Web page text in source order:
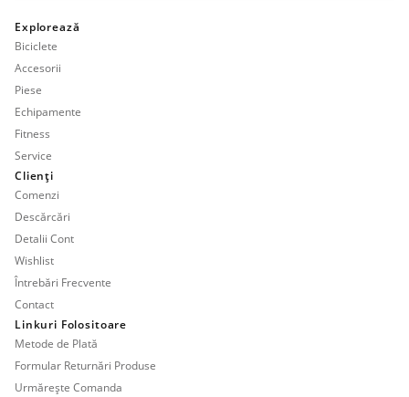
Explorează
Biciclete
Accesorii
Piese
Echipamente
Fitness
Service
Clienți
Comenzi
Descărcări
Detalii Cont
Wishlist
Întrebări Frecvente
Contact
Linkuri Folositoare
Metode de Plată
Formular Returnări Produse
Urmărește Comanda